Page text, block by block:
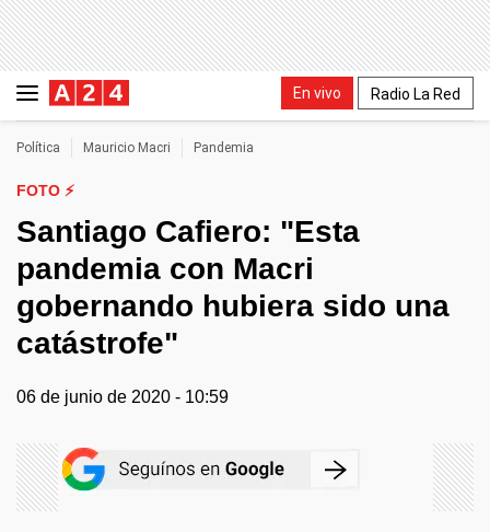
En vivo Radio La Red
Política Mauricio Macri Pandemia
FOTO ⚡
Santiago Cafiero: "Esta
pandemia con Macri
gobernando hubiera sido una
catástrofe"
06 de junio de 2020 - 10:59